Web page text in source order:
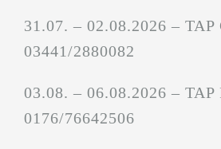
31.07. – 02.08.2026 – TAP
03441/2880082
03.08. – 06.08.2026 – TAP
0176/76642506